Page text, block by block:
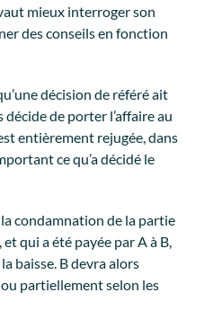
mieux interroger son
des conseils en fonction
décision de référé ait
de porter l’affaire au
entièrement rejugée, dans
ce qu’a décidé le
condamnation de la partie
qui a été payée par A à B,
baisse. B devra alors
partiellement selon les